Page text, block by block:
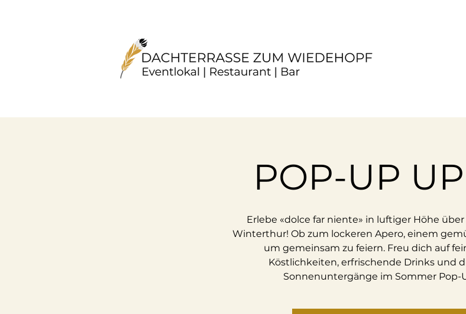
POP-UP
Erlebe «dolce far niente» in luftiger Höhe
Winterthur! Ob zum lockeren Apero, einem
um gemeinsam zu feiern. Freu dich auf
Köstlichkeiten, erfrischende Drinks und
Sonnenuntergänge im Sommer Pop-